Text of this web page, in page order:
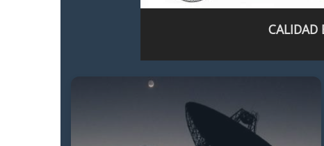
CALIDAD